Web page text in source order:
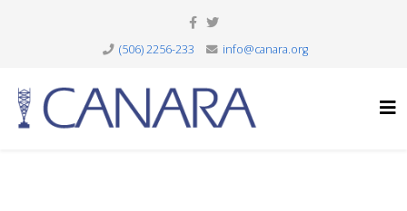
(506) 2256-233 info@canara.org